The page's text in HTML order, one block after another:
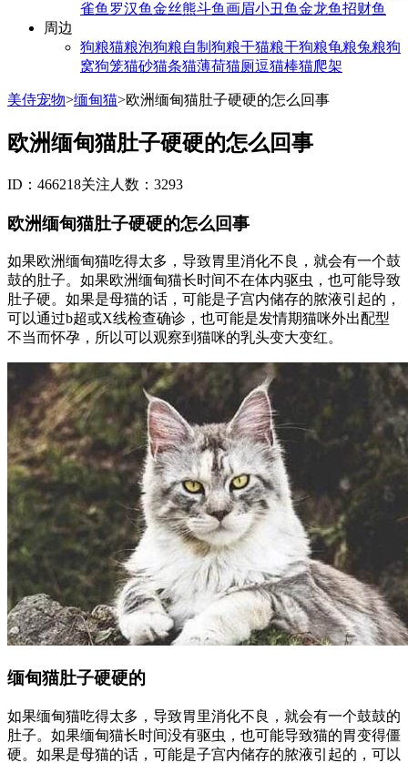
雀鱼 罗汉鱼金丝熊斗鱼画眉小丑鱼金龙鱼招财鱼
周边
狗粮猫粮泡狗粮自制狗粮干猫粮干狗粮龟粮兔粮狗
窝狗笼猫砂猫条猫薄荷猫厕逗猫棒猫爬架
美侍宠物>缅甸猫>欧洲缅甸猫肚子硬硬的怎么回事
欧洲缅甸猫肚子硬硬的怎么回事
ID：466218关注人数：3293
欧洲缅甸猫肚子硬硬的怎么回事
如果欧洲缅甸猫吃得太多，导致胃里消化不良，就会有一个鼓
鼓的肚子。如果欧洲缅甸猫长时间不在体内驱虫，也可能导致
肚子硬。如果是母猫的话，可能是子宫内储存的脓液引起的，
可以通过b超或X线检查确诊，也可能是发情期猫咪外出配型
不当而怀孕，所以可以观察到猫咪的乳头变大变红。
缅甸猫肚子硬硬的
如果缅甸猫吃得太多，导致胃里消化不良，就会有一个鼓鼓的
肚子。如果缅甸猫长时间没有驱虫，也可能导致猫的胃变得僵
硬。如果是母猫的话，可能是子宫内储存的脓液引起的，可以